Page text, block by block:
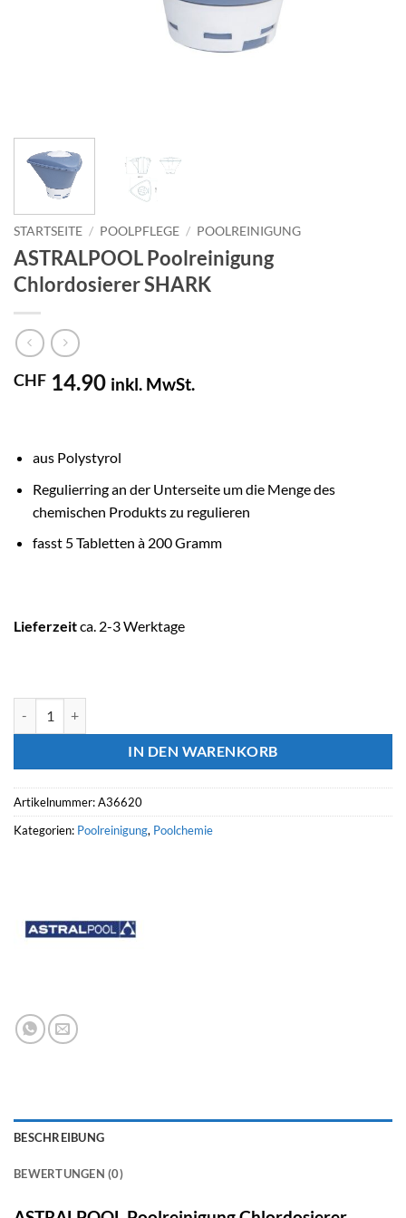
STARTSEITE / POOLPFLEGE / POOLREINIGUNG
ASTRALPOOL Poolreinigung
Chlordosierer SHARK
CHF 14.90 inkl. MwSt.
aus Polystyrol
Regulierring an der Unterseite um die Menge des
chemischen Produkts zu regulieren
fasst 5 Tabletten à 200 Gramm
Lieferzeitca. 2-3 Werktage
IN DEN WARENKORB
Artikelnummer:A36620
Kategorien: Poolreinigung, Poolchemie
BESCHREIBUNG
BEWERTUNGEN (0)